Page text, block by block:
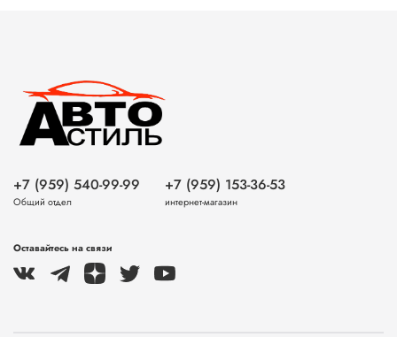
+7 (959) 540-99-99
Общий отдел
+7 (959) 153-36-53
интернет-магазин
Оставайтесь на связи